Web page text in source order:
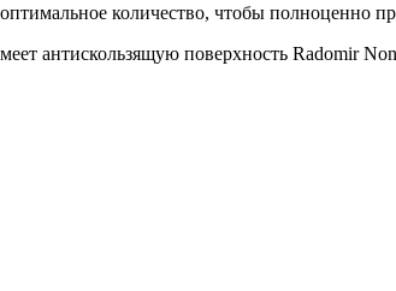
количество, чтобы полноценно
антискользящую поверхность Radomir